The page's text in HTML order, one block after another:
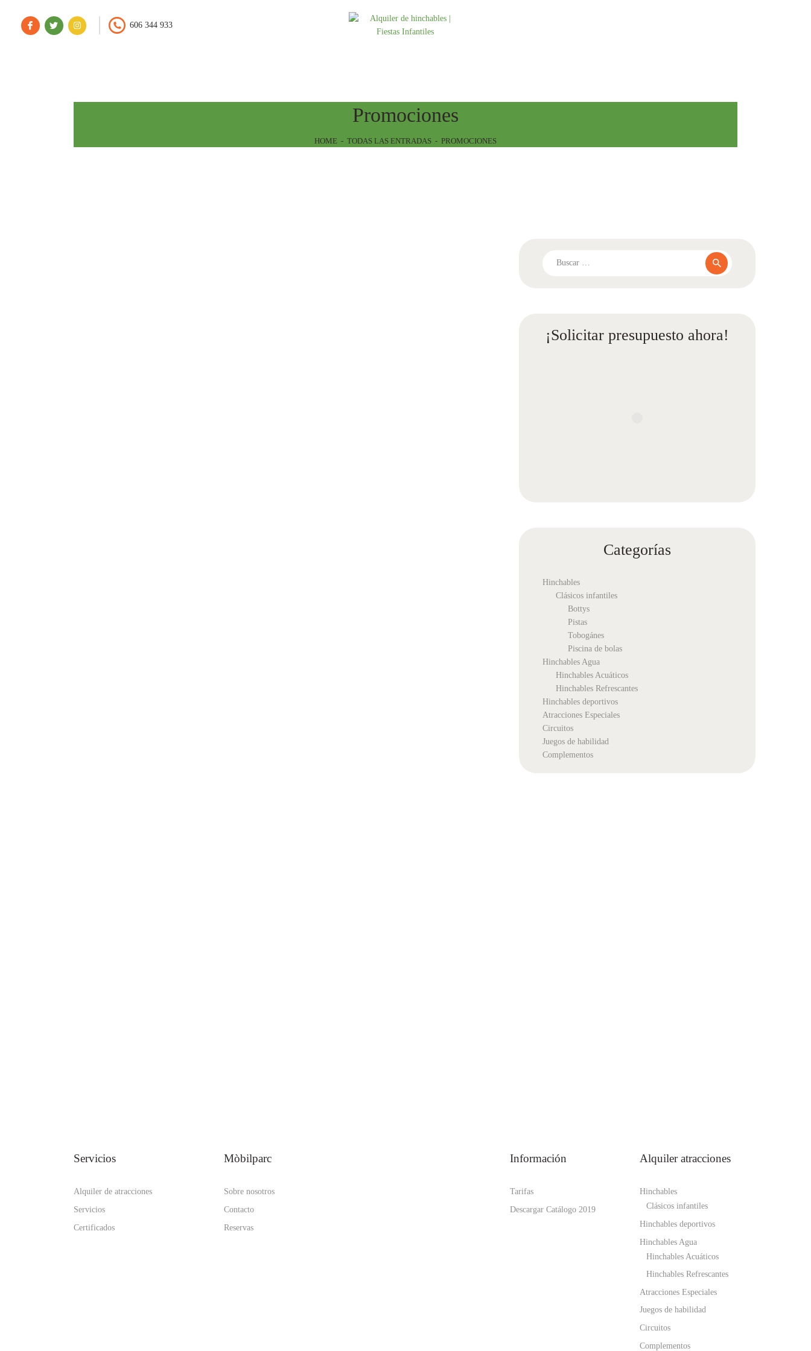
606 344 933
Promociones
HOME TODAS LAS ENTRADAS PROMOCIONES
ATRACCIONES
CONTACTO
¡Solicitar presupuesto ahora!
Categorías
Hinchables
Clásicos infantiles
Bottys
Pistas
Tobogánes
Piscina de bolas
Hinchables Agua
Hinchables Acuáticos
Hinchables Refrescantes
Hinchables deportivos
Atracciones Especiales
Circuitos
Juegos de habilidad
Complementos
Servicios
Alquiler de atracciones
Servicios
Certificados
Mòbilparc
Sobre nosotros
Contacto
Reservas
Información
Tarifas
Descargar Catálogo 2019
Alquiler atracciones
Hinchables
Clásicos infantiles
Hinchables deportivos
Hinchables Agua
Hinchables Acuáticos
Hinchables Refrescantes
Atracciones Especiales
Juegos de habilidad
Circuitos
Complementos